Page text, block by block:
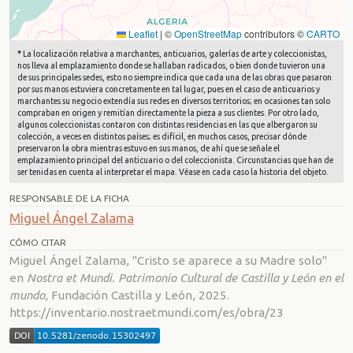
Leaflet | ©OpenStreetMapcontributors ©CARTO
* La localización relativa a marchantes, anticuarios, galerías de arte y coleccionistas,
nos lleva al emplazamiento donde se hallaban radicados, o bien donde tuvieron una
de sus principales sedes, esto no siempre indica que cada una de las obras que pasaron
por sus manos estuviera concretamente en tal lugar, pues en el caso de anticuarios y
marchantes su negocio extendía sus redes en diversos territorios; en ocasiones tan solo
compraban en origen y remitían directamente la pieza a sus clientes. Por otro lado,
algunos coleccionistas contaron con distintas residencias en las que albergaron su
colección, a veces en distintos países; es difícil, en muchos casos, precisar dónde
preservaron la obra mientras estuvo en sus manos, de ahí que se señale el
emplazamiento principal del anticuario o del coleccionista. Circunstancias que han de
ser tenidas en cuenta al interpretar el mapa. Véase en cada caso la historia del objeto.
RESPONSABLE DE LA FICHA
Miguel Ángel Zalama
CÓMO CITAR
Miguel Ángel Zalama, "Cristo se aparece a su Madre solo"
en Nostra et Mundi. Patrimonio Cultural de Castilla y León en el
mundo, Fundación Castilla y León, 2025.
https://inventario.nostraetmundi.com/es/obra/23